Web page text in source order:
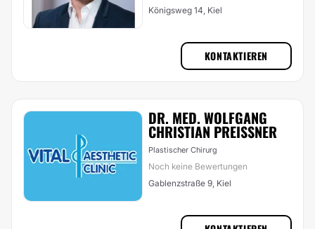
Königsweg 14, Kiel
KONTAKTIEREN
DR. MED. WOLFGANG
CHRISTIAN PREISSNER
Plastischer Chirurg
Noch keine Bewertungen
Gablenzstraße 9, Kiel